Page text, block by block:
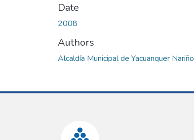
Date
2008
Authors
Alcaldía Municipal de Yacuanquer Nariño